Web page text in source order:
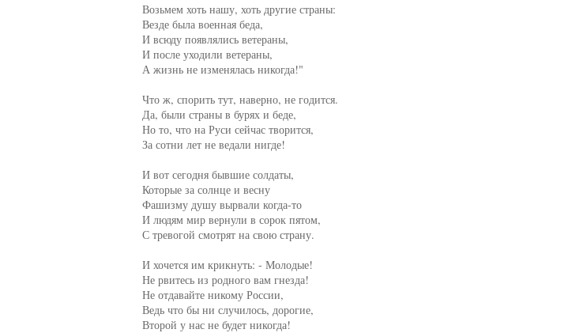
     Возьмем хоть нашу, хоть другие страны:
     Везде была военная беда,
     И всюду появлялись ветераны,
     И после уходили ветераны,
     А жизнь не изменялась никогда!"
     Что ж, спорить тут, наверно, не годится.
     Да, были страны в бурях и беде,
     Но то, что на Руси сейчас творится,
     За сотни лет не ведали нигде!
     И вот сегодня бывшие солдаты,
     Которые за солнце и весну
     Фашизму душу вырвали когда-то
     И людям мир вернули в сорок пятом,
     С тревогой смотрят на свою страну.
     И хочется им крикнуть: - Молодые!
     Не рвитесь из родного вам гнезда!
     Не отдавайте никому России,
     Ведь что бы ни случилось, дорогие,
     Второй у нас не будет никогда!